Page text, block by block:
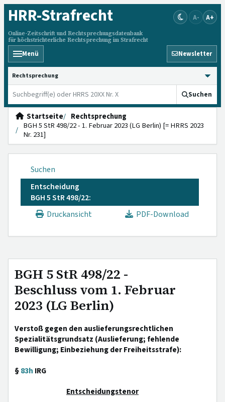
HRR-Strafrecht
Online-Zeitschrift und Rechtsprechungsdatenbank
für höchstrichterliche Rechtsprechung im Strafrecht
A- A+
Menü Newsletter
HRRS durchsuchen
Suchen
Startseite
Rechtsprechung
BGH 5 StR 498/22 - 1. Februar 2023 (LG Berlin) [= HRRS 2023
Nr. 231]
Suchen
Entscheidung
BGH 5 StR 498/22:
Druckansicht
PDF-Download
BGH 5 StR 498/22 -
Beschluss vom 1. Februar
2023 (LG Berlin)
Verstoß gegen den auslieferungsrechtlichen
Spezialitätsgrundsatz (Auslieferung; fehlende
Bewilligung; Einbeziehung der Freiheitsstrafe):
§83h IRG
Entscheidungstenor